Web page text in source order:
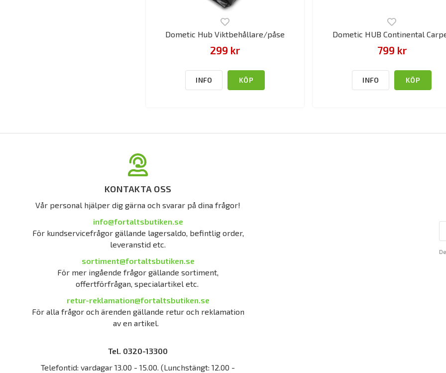
Dometic Hub Viktbehållare/påse
299 kr
INFO KÖP
Dometic HUB Continental
799 kr
INFO KÖP
KONTAKTA OSS
Vår personal hjälper dig gärna och svarar på dina frågor!
info@fortaltsbutiken.se
För kundservicefrågor gällande lagersaldo, befintlig order,
leveranstid etc.
sortiment@fortaltsbutiken.se
För mer ingående frågor gällande sortiment,
offertförfrågan, specialartikel etc.
retur-reklamation@fortaltsbutiken.se
För alla frågor och ärenden gällande retur och reklamation
av en artikel.
Tel. 0320-13300
Telefontid: vardagar 13.00 - 15.00. (Lunchstängt: 12.00 -